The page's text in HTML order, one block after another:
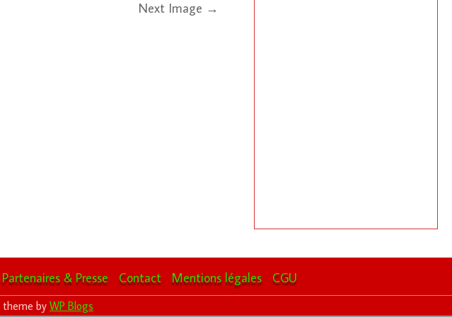
Next Image →
Partenaires & Presse Contact Mentions légales CGU
theme by WP Blogs